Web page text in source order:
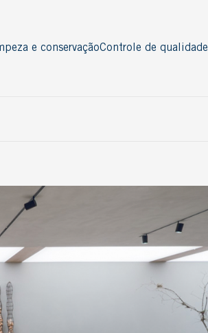
e conservaçãoControle de qualidade